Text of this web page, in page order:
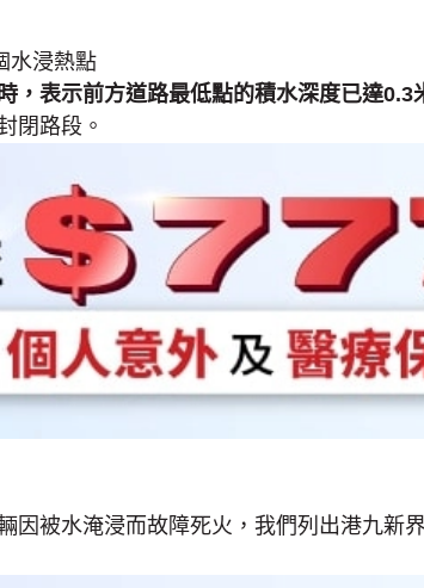
，表示前方道路最低點的積水深度已達
閉路段。
被水淹浸而故障死火，我們列出港九新